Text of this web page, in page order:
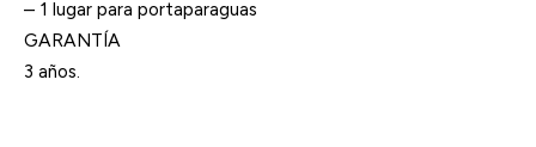
– 1 lugar para portaparaguas
GARANTÍA
3 años.